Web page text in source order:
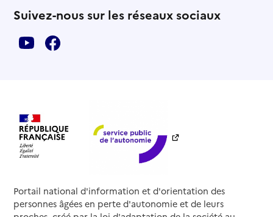
Suivez-nous sur les réseaux sociaux
Portail national d'information et d'orientation des
personnes âgées en perte d'autonomie et de leurs